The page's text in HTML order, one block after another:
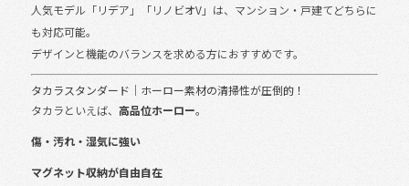
人気モデル「リデア」「リノビオV」は、マンション・戸建てどちらに
も対応可能。
デザインと機能のバランスを求める方におすすめです。
タカラスタンダード｜ホーロー素材の清掃性が圧倒的！
タカラといえば、 高品位ホーロー。
傷・汚れ・湿気に強い
マグネット収納が自由自在